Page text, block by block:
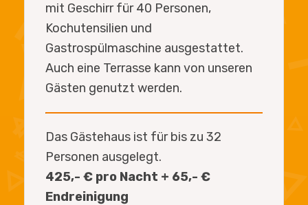
mit Geschirr für 40 Personen,
Kochutensilien und
Gastrospülmaschine ausgestattet.
Auch eine Terrasse kann von unseren
Gästen genutzt werden.
Das Gästehaus ist für bis zu 32
Personen ausgelegt.
425,- € pro Nacht + 65,- €
Endreinigung